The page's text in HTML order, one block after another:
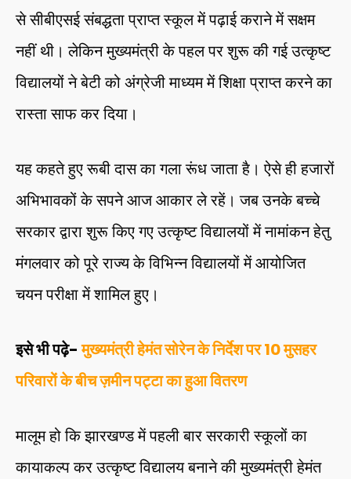
से सीबीएसई संबद्धता प्राप्त स्कूल में पढ़ाई कराने में सक्षम
नहीं थी। लेकिन मुख्यमंत्री के पहल पर शुरू की गई उत्कृष्ट
विद्यालयों ने बेटी को अंग्रेजी माध्यम में शिक्षा प्राप्त करने का
रास्ता साफ कर दिया।
यह कहते हुए रूबी दास का गला रूंध जाता है। ऐसे ही हजारों
अभिभावकों के सपने आज आकार ले रहें। जब उनके बच्चे
सरकार द्वारा शुरू किए गए उत्कृष्ट विद्यालयों में नामांकन हेतु
मंगलवार को पूरे राज्य के विभिन्न विद्यालयों में आयोजित
चयन परीक्षा में शामिल हुए।
इसे भी पढ़े-मुख्यमंत्री हेमंत सोरेन के निर्देश पर 10 मुसहर
परिवारों के बीच ज़मीन पट्टा का हुआ वितरण
मालूम हो कि झारखण्ड में पहली बार सरकारी स्कूलों का
कायाकल्प कर उत्कृष्ट विद्यालय बनाने की मुख्यमंत्री हेमंत